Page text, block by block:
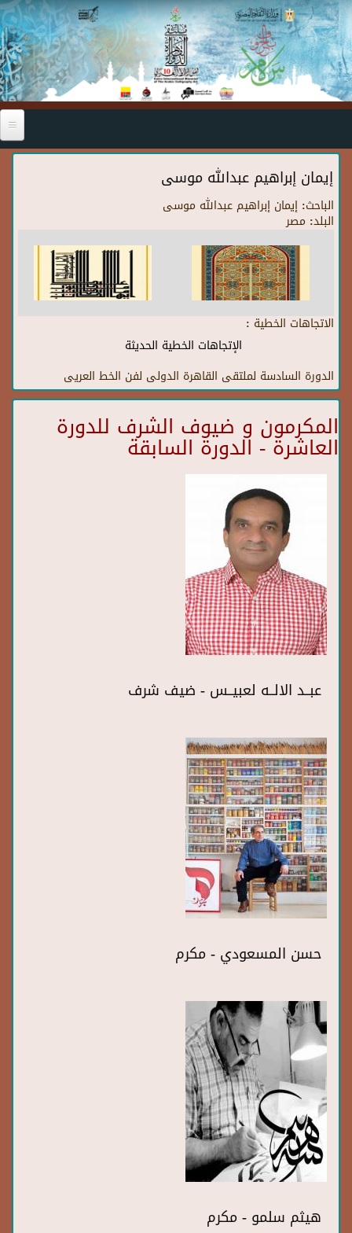
Skip to main content
إيمان إبراهيم عبدالله موسى
الباحث: إيمان إبراهيم عبدالله موسى
البلد: مصر
الاتجاهات الخطية :
الإتجاهات الخطية الحديثة
الدورة السادسة لملتقى القاهرة الدولى لفن الخط العريى
المكرمون و ضيوف الشرف للدورة
العاشرة - الدورة السابقة
عبــد الالــه لعبيــس - ضيف شرف
حسن المسعودي - مكرم
هيثم سلمو - مكرم